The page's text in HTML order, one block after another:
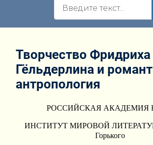
Творчество Фридриха
Гёльдерлина и
антропология
РОССИЙСКАЯ АКАДЕМИЯ
ИНСТИТУТ МИРОВОЙ
Горького